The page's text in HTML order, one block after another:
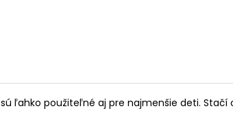
ľahko použiteľné aj pre najmenšie deti.